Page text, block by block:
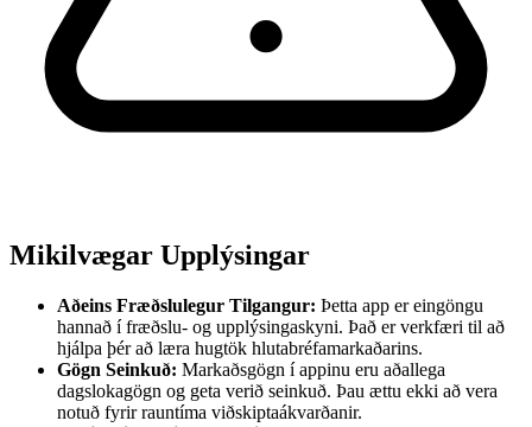
Mikilvægar Upplýsingar
Aðeins Fræðslulegur Tilgangur: Þetta app er eingöngu
hannað í fræðslu- og upplýsingaskyni. Það er verkfæri til að
hjálpa þér að læra hugtök hlutabréfamarkaðarins.
Gögn Seinkuð: Markaðsgögn í appinu eru aðallega
dagslokagögn og geta verið seinkuð. Þau ættu ekki að vera
notuð fyrir rauntíma viðskiptaákvarðanir.